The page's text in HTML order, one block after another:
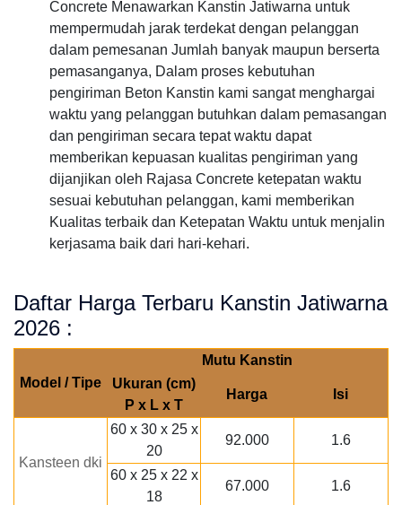
Concrete Menawarkan Kanstin Jatiwarna untuk
mempermudah jarak terdekat dengan pelanggan
dalam pemesanan Jumlah banyak maupun berserta
pemasanganya, Dalam proses kebutuhan
pengiriman Beton Kanstin kami sangat menghargai
waktu yang pelanggan butuhkan dalam pemasangan
dan pengiriman secara tepat waktu dapat
memberikan kepuasan kualitas pengiriman yang
dijanjikan oleh Rajasa Concrete ketepatan waktu
sesuai kebutuhan pelanggan, kami memberikan
Kualitas terbaik dan Ketepatan Waktu untuk menjalin
kerjasama baik dari hari-kehari.
Daftar Harga Terbaru Kanstin Jatiwarna
2026 :
Model / Tipe
Mutu Kanstin
Ukuran (cm)
P x L x T
Harga Isi
Kansteen dki
60 x 30 x 25 x
20
92.000 1.6
60 x 25 x 22 x
18
67.000 1.6